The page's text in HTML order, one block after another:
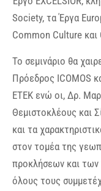
Society, τα Έργα
Common Culture και
Το σεμινάριο θα
Πρόεδρος ICOMOS
ΕΤΕΚ ενώ οι, Δρ.
Θεμιστοκλέους και
και τα
στον τομέα της
προκλήσεων και
όλους τους